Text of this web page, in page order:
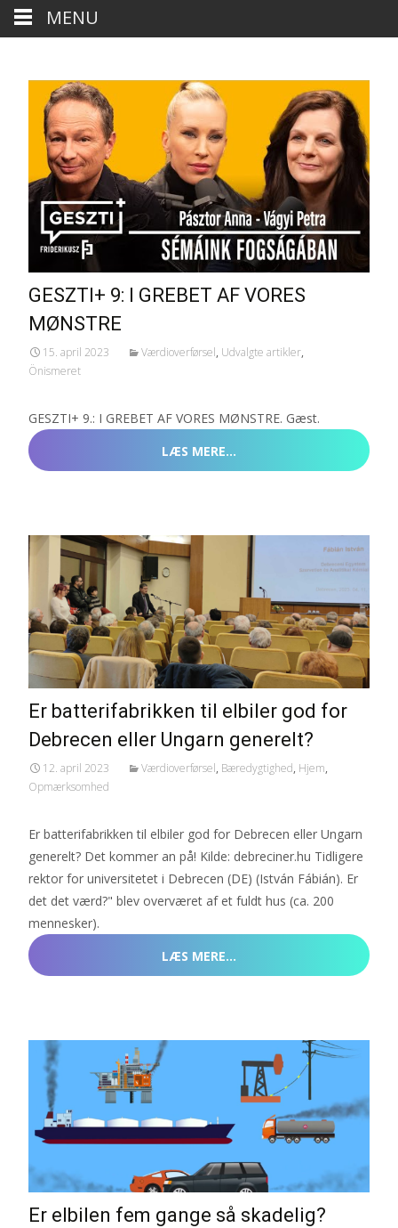
GESZTI+ 9: I GREBET AF VORES
MØNSTRE
15. april 2023 Værdioverførsel, Udvalgte artikler,
Önismeret
GESZTI+ 9.: I GREBET AF VORES MØNSTRE. Gæst.
LÆS MERE…
Er batterifabrikken til elbiler god for
Debrecen eller Ungarn generelt?
12. april 2023 Værdioverførsel, Bæredygtighed, Hjem,
Opmærksomhed
Er batterifabrikken til elbiler god for Debrecen eller Ungarn
generelt? Det kommer an på! Kilde: debreciner.hu Tidligere
rektor for universitetet i Debrecen (DE) (István Fábián). Er
det det værd?" blev overværet af et fuldt hus (ca. 200
mennesker).
LÆS MERE…
Er elbilen fem gange så skadelig?
MENU